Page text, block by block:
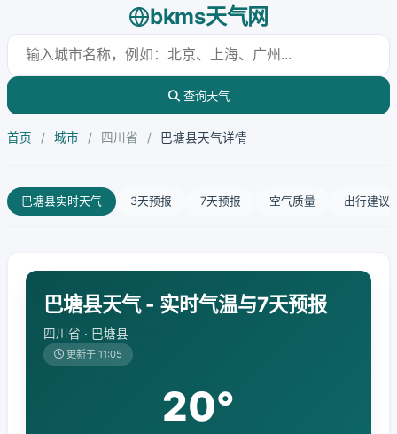
bkms天气网
查询天气
首页 / 城市 / 四川省 / 巴塘县天气详情
巴塘县实时天气 3天预报 7天预报 空气质量 出行建议
巴塘县天气 - 实时气温与7天预报
四川省 · 巴塘县
更新于 11:05
20°